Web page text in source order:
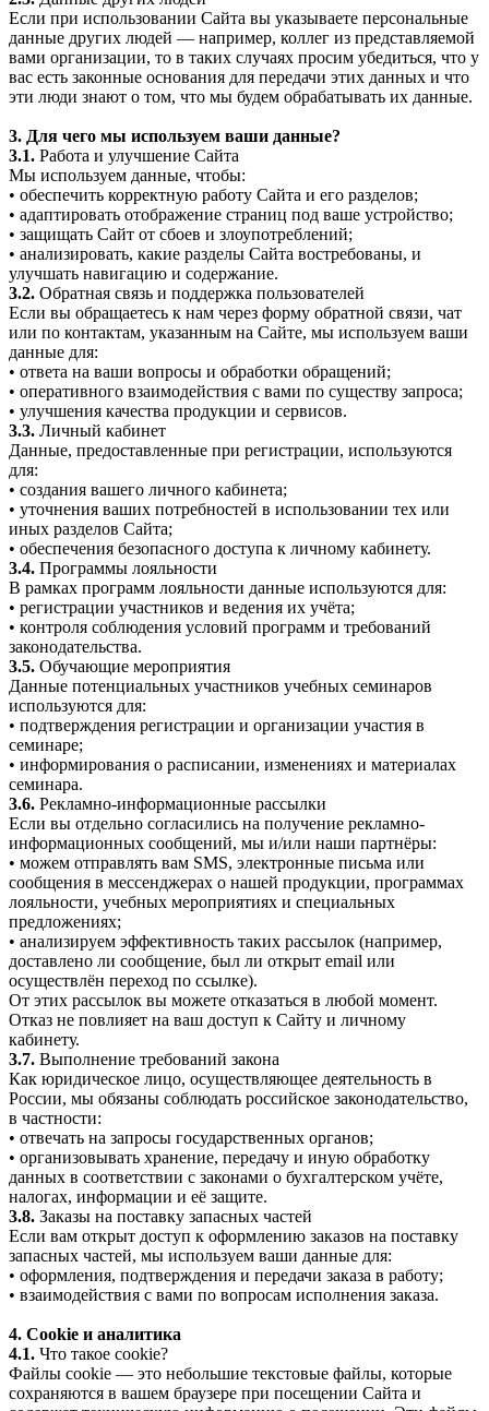
Если при использовании Сайта вы указываете персональные
данные других людей — например, коллег из представляемой
вами организации, то в таких случаях просим убедиться, что у
вас есть законные основания для передачи этих данных и что
эти люди знают о том, что мы будем обрабатывать их данные.
3. Для чего мы используем ваши данные?
3.1. Работа и улучшение Сайта
Мы используем данные, чтобы:
• обеспечить корректную работу Сайта и его разделов;
• адаптировать отображение страниц под ваше устройство;
• защищать Сайт от сбоев и злоупотреблений;
• анализировать, какие разделы Сайта востребованы, и
улучшать навигацию и содержание.
3.2. Обратная связь и поддержка пользователей
Если вы обращаетесь к нам через форму обратной связи, чат
или по контактам, указанным на Сайте, мы используем ваши
данные для:
• ответа на ваши вопросы и обработки обращений;
• оперативного взаимодействия с вами по существу запроса;
• улучшения качества продукции и сервисов.
3.3. Личный кабинет
Данные, предоставленные при регистрации, используются
для:
• создания вашего личного кабинета;
• уточнения ваших потребностей в использовании тех или
иных разделов Сайта;
• обеспечения безопасного доступа к личному кабинету.
3.4. Программы лояльности
В рамках программ лояльности данные используются для:
• регистрации участников и ведения их учёта;
• контроля соблюдения условий программ и требований
законодательства.
3.5. Обучающие мероприятия
Данные потенциальных участников учебных семинаров
используются для:
• подтверждения регистрации и организации участия в
семинаре;
• информирования о расписании, изменениях и материалах
семинара.
3.6. Рекламно-информационные рассылки
Если вы отдельно согласились на получение рекламно-
информационных сообщений, мы и/или наши партнёры:
• можем отправлять вам SMS, электронные письма или
сообщения в мессенджерах о нашей продукции, программах
лояльности, учебных мероприятиях и специальных
предложениях;
• анализируем эффективность таких рассылок (например,
доставлено ли сообщение, был ли открыт email или
осуществлён переход по ссылке).
От этих рассылок вы можете отказаться в любой момент.
Отказ не повлияет на ваш доступ к Сайту и личному
кабинету.
3.7. Выполнение требований закона
Как юридическое лицо, осуществляющее деятельность в
России, мы обязаны соблюдать российское законодательство,
в частности:
• отвечать на запросы государственных органов;
• организовывать хранение, передачу и иную обработку
данных в соответствии с законами о бухгалтерском учёте,
налогах, информации и её защите.
3.8. Заказы на поставку запасных частей
Если вам открыт доступ к оформлению заказов на поставку
запасных частей, мы используем ваши данные для:
• оформления, подтверждения и передачи заказа в работу;
• взаимодействия с вами по вопросам исполнения заказа.
4. Cookie и аналитика
4.1. Что такое cookie?
Файлы cookie — это небольшие текстовые файлы, которые
сохраняются в вашем браузере при посещении Сайта и